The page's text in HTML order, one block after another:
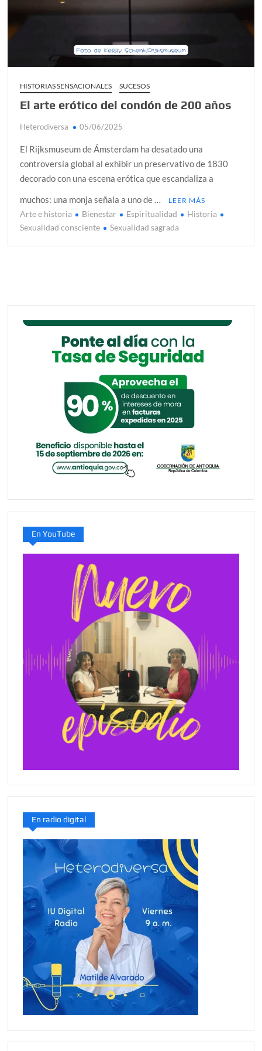
Día de Independencia 2026: de Patria Boba a Colombia
polarizada
¿Podemos comunicarnos con seres de otros planos o
Salud mental digital: cómo frenar la ansiedad que
¿Cómo descubrir esa conexión energética de la sexualidad
HISTORIAS SENSACIONALES SUCESOS
El arte erótico del condón de 200 años
Heterodiversa 05/06/2025
El Rijksmuseum de Ámsterdam ha desatado una
controversia global al exhibir un preservativo de 1830
decorado con una escena erótica que escandaliza a
muchos: una monja señala a uno de …
LEER MÁS
Arte e historia Bienestar Espiritualidad
Historia
Sexualidad consciente
Sexualidad sagrada
En YouTube
En radio digital